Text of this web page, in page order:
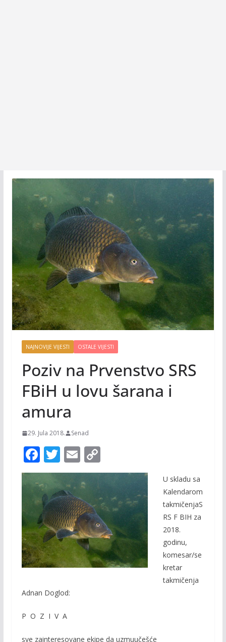
NAJNOVIJE VIJESTI OSTALE VIJESTI
Poziv na Prvenstvo SRS
FBiH u lovu šarana i
amura
29. Jula 2018. Senad
F
ac
e
b
o
o
k
T
w
itt
er
E
m
ai
l
C
o
p
y
Li
n
k
U skladu sa
Kalendarom
takmičenjaS
RS F BIH za
2018.
godinu,
komesar/se
kretar
takmičenja
Adnan Doglod:
P O Z I V A
sve zainteresovane ekipe da uzmuučešće